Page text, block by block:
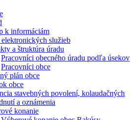
k informáciám
elektronických služieb
a štruktúra úradu
Pracovníci obecného úradu podľa úsekov
Pracovníci obce
plán obce
obce
stavebných povolení, kolaudačných
a oznámenia
konanie